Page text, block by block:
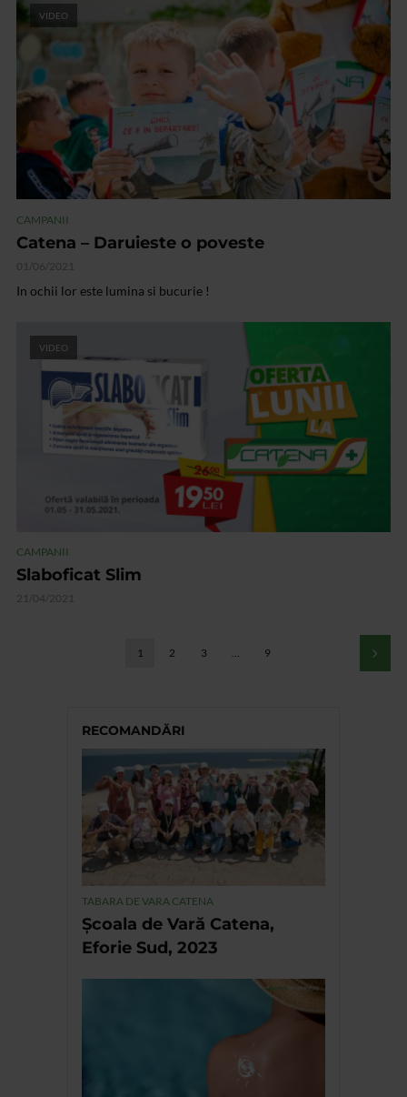
VIDEO
CAMPANII
Catena – Daruieste o poveste
01/06/2021
In ochii lor este lumina si bucurie !
VIDEO
CAMPANII
Slaboficat Slim
21/04/2021
1 2 3 … 9
RECOMANDĂRI
TABARA DE VARA CATENA
Școala de Vară Catena,
Eforie Sud, 2023